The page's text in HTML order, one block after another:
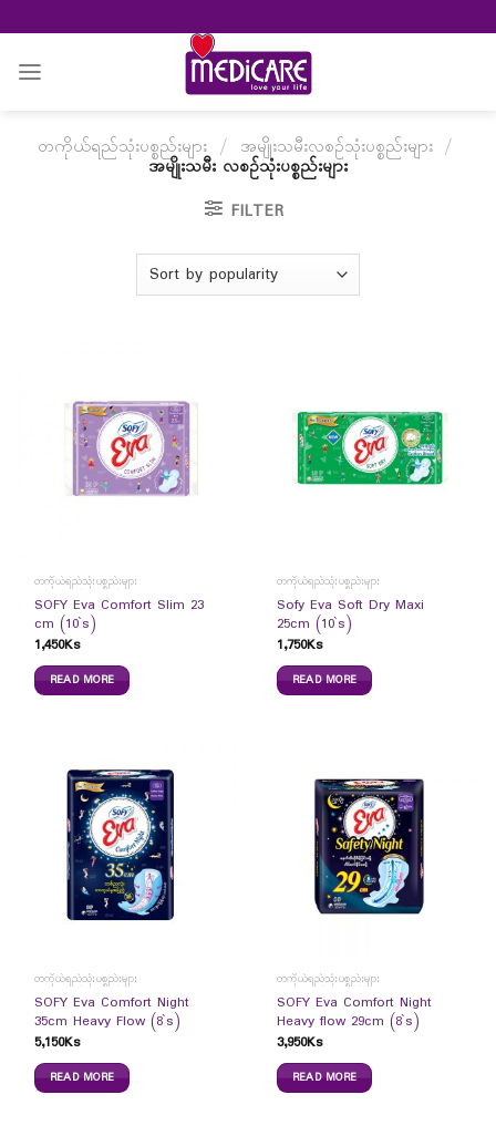
to
content
တကိုယ်ရည်သုံးပစ္စည်းများ / အမျိုးသမီးလစဉ်သုံးပစ္စည်းများ /
အမျိုးသမီး လစဉ်သုံးပစ္စည်းများ
FILTER
တကိုယ်ရည်သုံးပစ္စည်းများ
SOFY Eva Comfort Slim 23
cm (10`s)
1,450Ks
READ MORE
တကိုယ်ရည်သုံးပစ္စည်းများ
Sofy Eva Soft Dry Maxi
25cm (10`s)
1,750Ks
READ MORE
တကိုယ်ရည်သုံးပစ္စည်းများ
SOFY Eva Comfort Night
35cm Heavy Flow (8`s)
5,150Ks
READ MORE
တကိုယ်ရည်သုံးပစ္စည်းများ
SOFY Eva Comfort Night
Heavy flow 29cm (8`s)
3,950Ks
READ MORE